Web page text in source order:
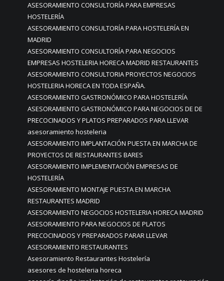
ASESORAMIENTO CONSULTORÍA PARA EMPRESAS
HOSTELERÍA
ASESORAMIENTO CONSULTORÍA PARA HOSTELERÍA EN
MADRID
ASESORAMIENTO CONSULTORÍA PARA NEGOCIOS
EMPRESAS HOSTELERIA HORECA MADRID RESTAURANTES
ASESORAMIENTO CONSULTORIA PROYECTOS NEGOCIOS
HOSTELERIA HORECA EN TODA ESPAÑA.
ASESORAMIENTO GASTRONÓMICO PARA HOSTELERÍA
ASESORAMIENTO GASTRONÓMICO PARA NEGOCIOS DE DE
PRECOCINADOS Y PLATOS PREPARADOS PARA LLEVAR
asesoramiento hosteleria
ASESORAMIENTO IMPLANTACIÓN PUESTA EN MARCHA DE
PROYECTOS DE RESTAURANTES BARES
ASESORAMIENTO IMPLEMENTACIÓN EMPRESAS DE
HOSTELERÍA
ASESORAMIENTO MONTAJE PUESTA EN MARCHA
RESTAURANTES MADRID
ASESORAMIENTO NEGOCIOS HOSTELERIA HORECA MADRID
ASESORAMIENTO PARA NEGOCIOS DE PLATOS
PRECOCINADOS Y PREPARADOS PARAR LLEVAR
ASESORAMIENTO RESTAURANTES
Asesoramiento Restaurantes Hostelería
asesores de hosteleria horeca